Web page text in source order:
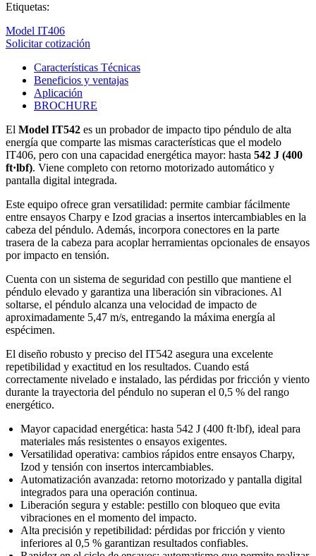
Etiquetas:
Model IT406
Solicitar cotización
Características Técnicas
Beneficios y ventajas
Aplicación
BROCHURE
El Model IT542 es un probador de impacto tipo péndulo de alta
energía que comparte las mismas características que el modelo
IT406, pero con una capacidad energética mayor: hasta 542 J (400
ft·lbf). Viene completo con retorno motorizado automático y
pantalla digital integrada.
Este equipo ofrece gran versatilidad: permite cambiar fácilmente
entre ensayos Charpy e Izod gracias a insertos intercambiables en la
cabeza del péndulo. Además, incorpora conectores en la parte
trasera de la cabeza para acoplar herramientas opcionales de ensayos
por impacto en tensión.
Cuenta con un sistema de seguridad con pestillo que mantiene el
péndulo elevado y garantiza una liberación sin vibraciones. Al
soltarse, el péndulo alcanza una velocidad de impacto de
aproximadamente 5,47 m/s, entregando la máxima energía al
espécimen.
El diseño robusto y preciso del IT542 asegura una excelente
repetibilidad y exactitud en los resultados. Cuando está
correctamente nivelado e instalado, las pérdidas por fricción y viento
durante la trayectoria del péndulo no superan el 0,5 % del rango
energético.
Mayor capacidad energética: hasta 542 J (400 ft·lbf), ideal para
materiales más resistentes o ensayos exigentes.
Versatilidad operativa: cambios rápidos entre ensayos Charpy,
Izod y tensión con insertos intercambiables.
Automatización avanzada: retorno motorizado y pantalla digital
integrados para una operación continua.
Liberación segura y estable: pestillo con bloqueo que evita
vibraciones en el momento del impacto.
Alta precisión y repetibilidad: pérdidas por fricción y viento
inferiores al 0,5 % garantizan resultados confiables.